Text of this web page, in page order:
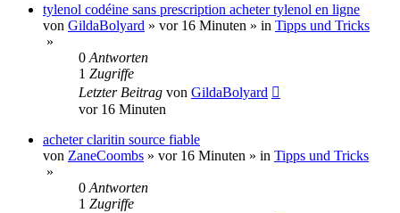
tylenol codéine sans prescription acheter tylenol en ligne
von GildaBolyard » vor 16 Minuten » in Tipps und Tricks
»
0 Antworten
1 Zugriffe
Letzter Beitrag von GildaBolyard
vor 16 Minuten
acheter claritin source fiable
von ZaneCoombs » vor 16 Minuten » in Tipps und Tricks
»
0 Antworten
1 Zugriffe